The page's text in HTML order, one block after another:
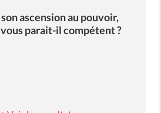
ascension au pouvoir,
parait-il compétent ?